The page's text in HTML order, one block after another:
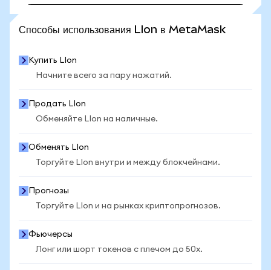
Способы использования LIon в MetaMask
Купить LIon
Начните всего за пару нажатий.
Продать LIon
Обменяйте LIon на наличные.
Обменять LIon
Торгуйте LIon внутри и между блокчейнами.
Прогнозы
Торгуйте LIon и на рынках криптопрогнозов.
Фьючерсы
Лонг или шорт токенов с плечом до 50x.